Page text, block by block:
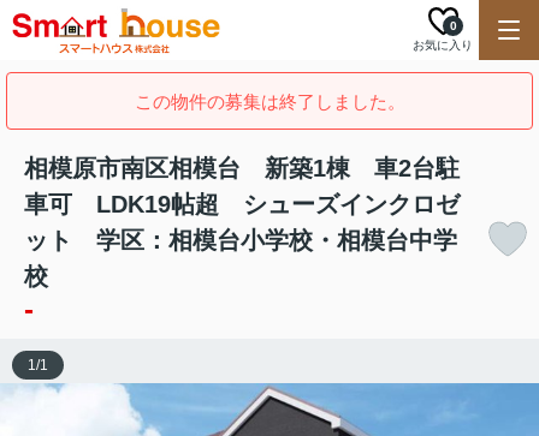
お気に入り
0
この物件の募集は終了しました。
相模原市南区相模台 新築1棟 車2台駐
車可 LDK19帖超 シューズインクロゼ
ット 学区：相模台小学校・相模台中学
校
-
1/1